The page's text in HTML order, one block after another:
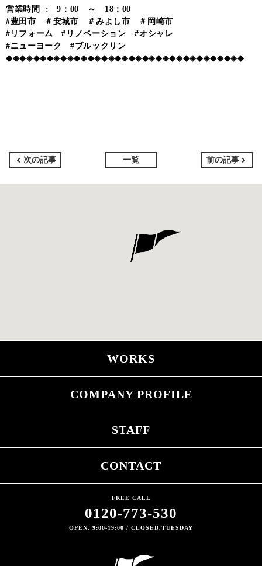
営業時間 : 9：00 ～ 18：00
#豊田市 ＃安城市 ＃みよし市 ＃岡崎市
#リフォーム #リノベーション #オシャレ
#ニューヨーク #ブルックリン
◆◈◆◈◆◈◆◈◆◈◆◈◆◈◆◈◆◈◆◈◆◈◆◈◆◈◆◈◆◈◆◈◆◈◆
次の記事 一覧 前の記事
WORKS
COMPANY PROFILE
STAFF
CONTACT
FREE CALL
0120-773-530
OPEN. 9:00-19:00 / CLOSED.TUESDAY